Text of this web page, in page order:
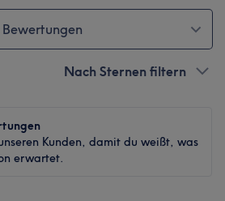
Nach Sternen filtern
Kunden, damit du weißt, was
erwartet.